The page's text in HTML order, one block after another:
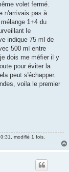
volet fermé.
n'arrivais pas à
1+4 du
le
indique 75 ml de
500 ml entre
dois me méfier il y
pour éviter la
peut s'échapper.
voila le premier
modifié 1 fois.